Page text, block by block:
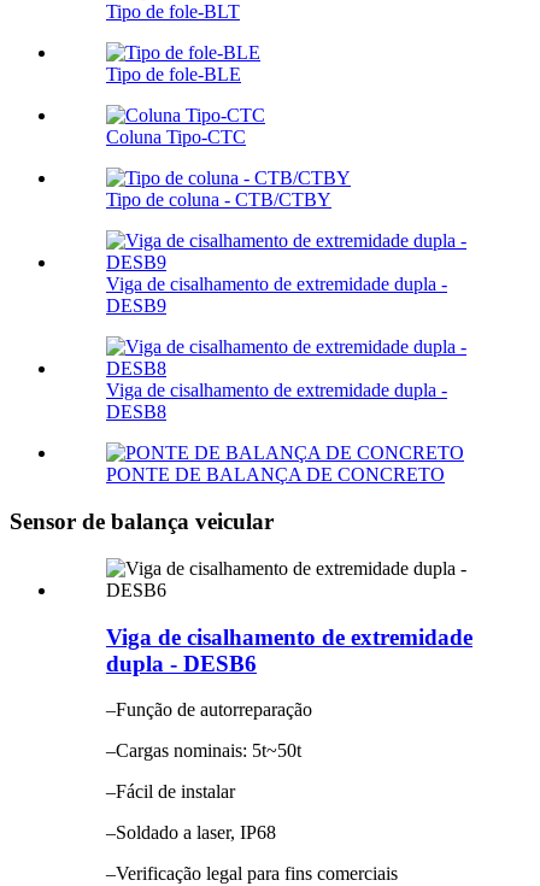
Tipo de fole-BLT
Tipo de fole-BLE
Coluna Tipo-CTC
Tipo de coluna - CTB/CTBY
Viga de cisalhamento de extremidade dupla -
DESB9
Viga de cisalhamento de extremidade dupla -
DESB8
PONTE DE BALANÇA DE CONCRETO
Sensor de balança veicular
Viga de cisalhamento de extremidade
dupla - DESB6
–Função de autorreparação
–Cargas nominais: 5t~50t
–Fácil de instalar
–Soldado a laser, IP68
–Verificação legal para fins comerciais